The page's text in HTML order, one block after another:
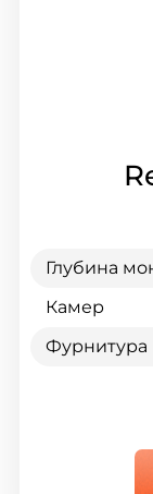
Глубина
Камер
Фурнитура